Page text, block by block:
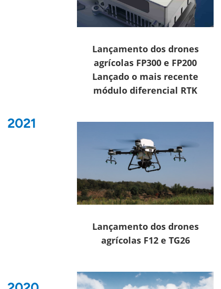
2021
Lançamento dos drones
agrícolas FP300 e FP200
Lançado o mais recente
módulo diferencial RTK
Lançamento dos drones
agrícolas F12 e TG26